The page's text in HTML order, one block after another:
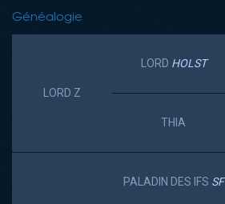
Généalogie
LORD Z
LORD HOLST
THIA
PALADIN DES IFS SF